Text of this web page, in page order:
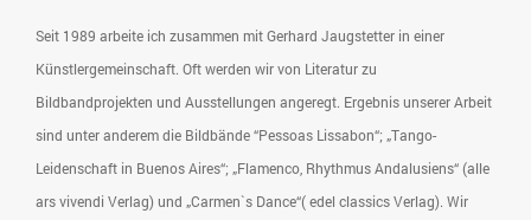
Seit 1989 arbeite ich zusammen mit Gerhard Jaugstetter in einer
Künstlergemeinschaft. Oft werden wir von Literatur zu
Bildbandprojekten und Ausstellungen angeregt. Ergebnis unserer Arbeit
sind unter anderem die Bildbände “Pessoas Lissabon“; „Tango-
Leidenschaft in Buenos Aires“; „Flamenco, Rhythmus Andalusiens“ (alle
ars vivendi Verlag) und „Carmen`s Dance“( edel classics Verlag). Wir